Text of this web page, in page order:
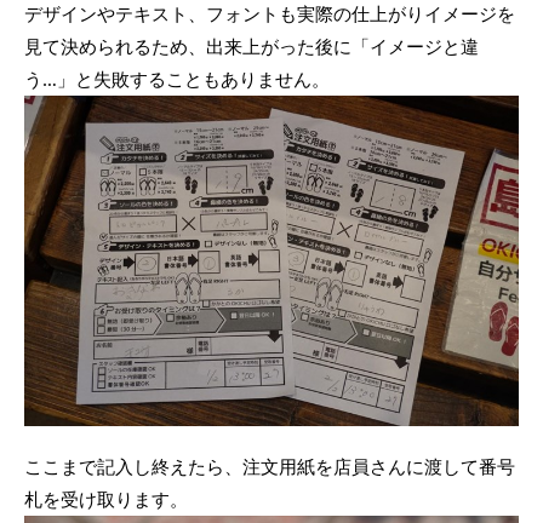
デザインやテキスト、フォントも実際の仕上がりイメージを
見て決められるため、出来上がった後に「イメージと違
う…」と失敗することもありません。
ここまで記入し終えたら、注文用紙を店員さんに渡して番号
札を受け取ります。